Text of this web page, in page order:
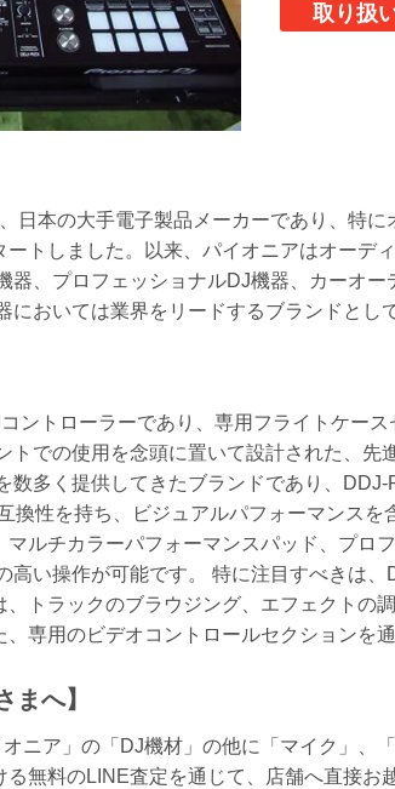
取り扱
日本の大手電子製品メーカーであり、特に
トしました。以来、パイオニアはオーデ
器、プロフェッショナルDJ機器、カーオ
においては業界をリードするブランドとし
ントローラーであり、専用フライトケー
トでの使用を念頭に置いて設計された、
多く提供してきたブランドであり、
換性を持ち、ビジュアルパフォーマンス
マルチカラーパフォーマンスパッド、プロ
高い操作が可能です。 特に注目すべきは
トラックのブラウジング、エフェクトの
専用のビデオコントロールセクションを
まへ】
ニア」の「DJ機材」の他に「マイク」、
無料のLINE査定を通じて、店舗へ直接お